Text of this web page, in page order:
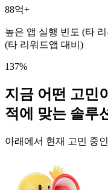
88억+
높은 앱 실행 빈도 (타
(타 리워드앱 대비)
137%
지금 어떤 고민
적에 맞는 솔루
아래에서 현재 고민 중